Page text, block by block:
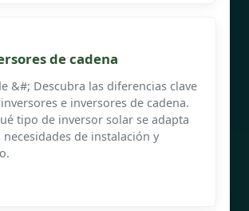
de cadena
&#; Descubra las diferencias clave
e inversores de cadena.
tipo de inversor solar se adapta
necesidades de instalación y